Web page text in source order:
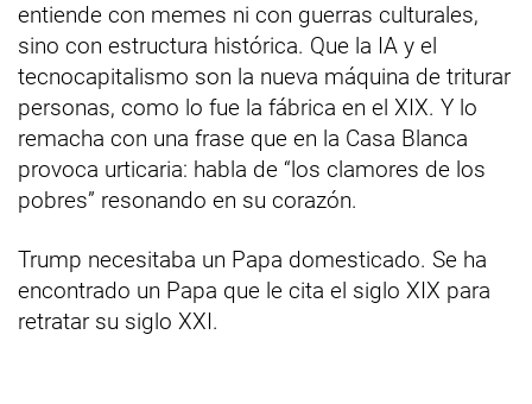
entiende con memes ni con guerras culturales,
sino con estructura histórica. Que la IA y el
tecnocapitalismo son la nueva máquina de triturar
personas, como lo fue la fábrica en el XIX. Y lo
remacha con una frase que en la Casa Blanca
provoca urticaria: habla de “los clamores de los
pobres” resonando en su corazón.
Trump necesitaba un Papa domesticado. Se ha
encontrado un Papa que le cita el siglo XIX para
retratar su siglo XXI.